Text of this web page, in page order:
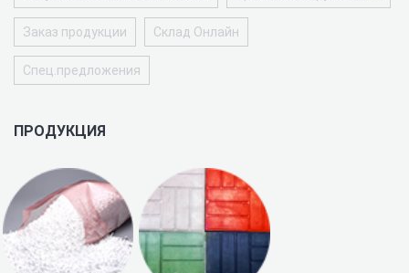
Заказ продукции Склад Онлайн
Спец.предложения
ПРОДУКЦИЯ